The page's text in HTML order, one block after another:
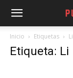
Inicio Etiquetas Li
Etiqueta: Li